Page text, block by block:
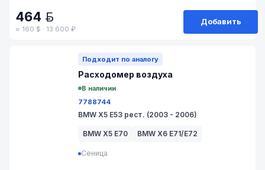
464
≈ 160 $ · 13 600 ₽
Добавить
Подходит по аналогу
Расходомер воздуха
В наличии
7788744
BMW X5 E53 рест. (2003 - 2006)
BMW X5 E70 BMW X6 E71/E72
Сеница